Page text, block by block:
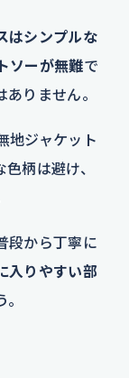
はシンプルな
ソーが無難で
りません。
地ジャケット
柄は避け、
段から丁寧に
入りやすい部